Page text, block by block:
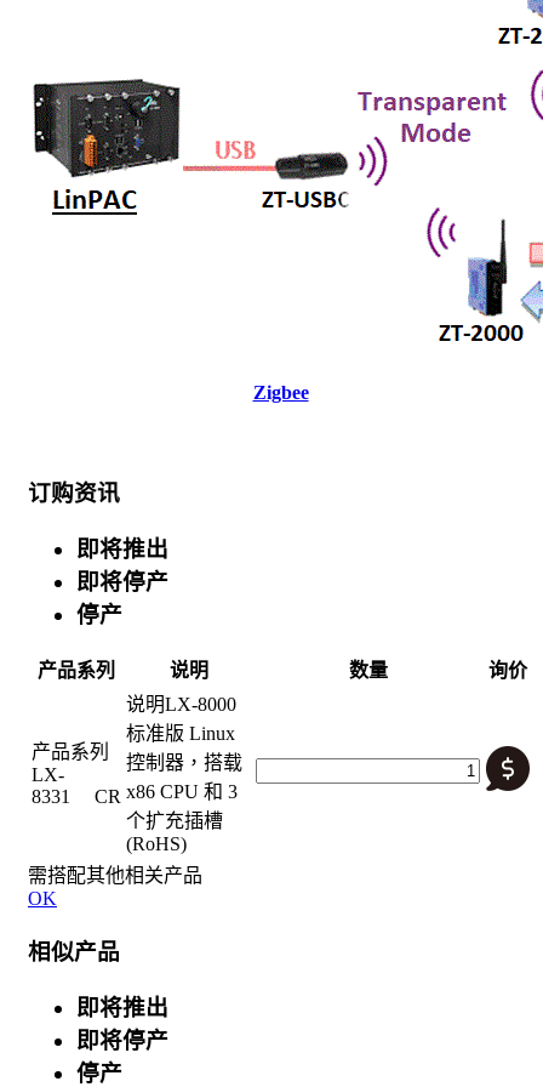
Zigbee
订购资讯
即将推出
即将停产
停产
产品系列 说明 数量 询价
产品系列
LX-
8331 CR
说明LX-8000
标准版 Linux
控制器，搭载
x86 CPU 和 3
个扩充插槽
(RoHS)
需搭配其他相关产品
OK
相似产品
即将推出
即将停产
停产